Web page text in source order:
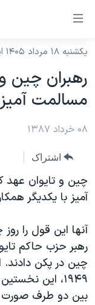
لینکهای
دسترسی
جهش
محتوای
اصلی
اصلی
جهش
به
جستجو
نسخه سبک
موضوع ها
ایران
آمریکا
ورزشی
ویژه برنامه‌ها
ویدیوها
فرهنگ و زندگی
برنامه های
جدول برنامه ها
صفحه‌های ویژه
جام جهانی ۲۰۲۶
بایگانی برنامه‌های
مستندها
فرکانس‌های صدای
یادگیری زبان
دنبال کنید
یکشنبه ۱۸ مرداد ۱۴۰۵ ایران ۱۲:۴۴
رهبران چين
مسالمت
۰۸ خرداد ۱۳۸۷
اشتراک
چين و تايوان عهد
آميز با يکديگر
آنها اين قول را
رهبر حزب حاکم
چين در پکن
۱۹۴۹، اين
بين دو طرف صورت